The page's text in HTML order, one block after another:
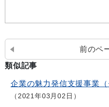
前のペ
類似記事
企業の魅力発信支援事業
2021年03月02日